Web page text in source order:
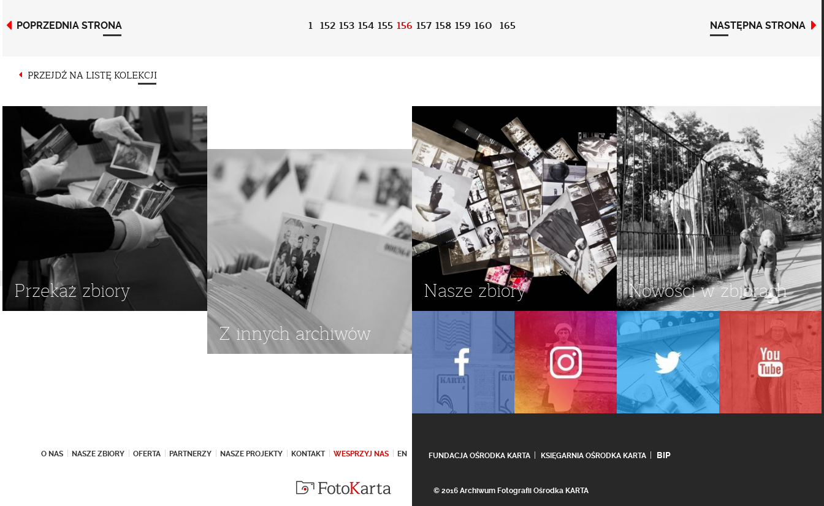
1
POPRZEDNIA STRONA 152 153 154 155 156 157 158 159 160 NASTĘPNA STRONA
165
PRZEJDŹ NA LISTĘ KOLEKCJI
Przekaż zbiory
Z innych archiwów
Nasze zbiory Nowości w zbiorach
O NAS NASZE ZBIORY OFERTA PARTNERZY NASZE PROJEKTY KONTAKT WESPRZYJ NAS EN FUNDACJA OŚRODKA KARTA KSIĘGARNIA OŚRODKA KARTA BIP
© 2016 Archiwum Fotografii Ośrodka KARTA